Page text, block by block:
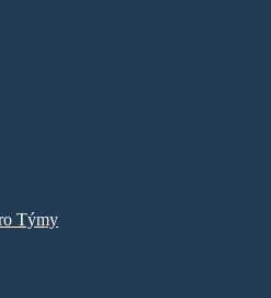
Týmy